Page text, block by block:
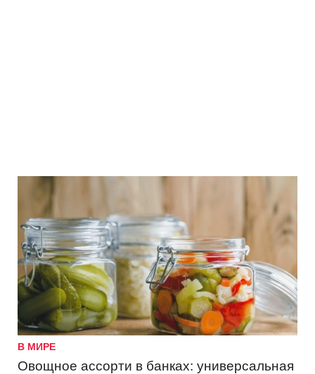
В МИРЕ
Овощное ассорти в банках: универсальная